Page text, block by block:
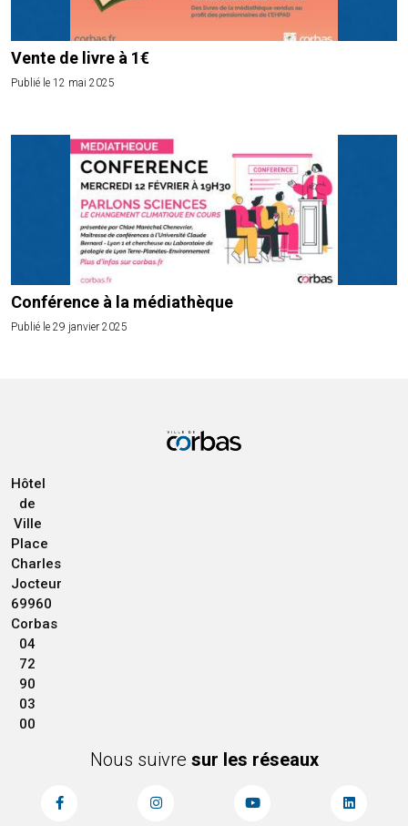
Vente de livre à 1€
Publié le 12 mai 2025
Conférence à la médiathèque
Publié le 29 janvier 2025
Hôtel
de
Ville
Place
Charles
Jocteur
69960
Corbas
04
72
90
03
00
Nous suivre sur les réseaux